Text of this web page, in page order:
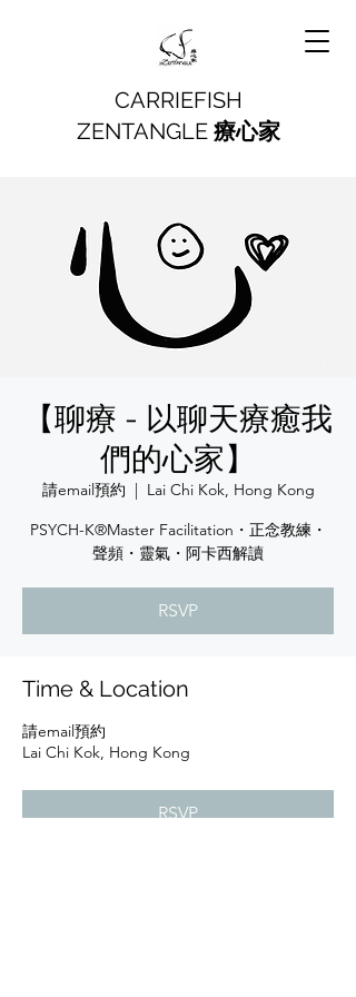
CARRIEFISH
ZENTANGLE 療心家
【聊療 - 以聊天療癒我
們的心家】
請email預約
  |
Lai Chi Kok, Hong Kong
PSYCH-K®️Master Facilitation・正念教練・
聲頻・靈氣・阿卡西解讀
RSVP
Time & Location
請email預約
Lai Chi Kok, Hong Kong
RSVP